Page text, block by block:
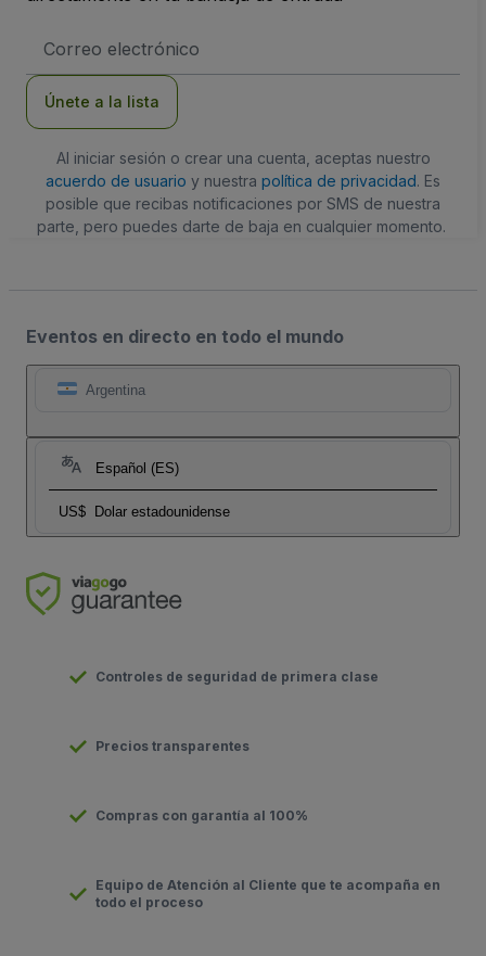
de
Únete a la lista
Al iniciar sesión o crear una cuenta, aceptas nuestro
acuerdo de usuario y nuestra política de privacidad. Es
posible que recibas notificaciones por SMS de nuestra
parte, pero puedes darte de baja en cualquier momento.
Eventos en directo en todo el mundo
Argentina
Español (ES)
US$ Dolar estadounidense
Controles de seguridad de primera clase
Precios transparentes
Compras con garantía al 100%
Equipo de Atención al Cliente que te acompaña en
todo el proceso